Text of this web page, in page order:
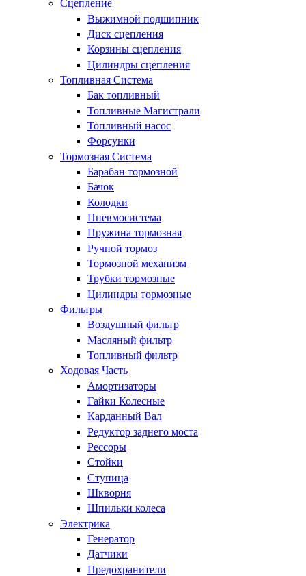
Сцепление
Выжимной подшипник
Диск сцепления
Корзины сцепления
Цилиндры сцепления
Топливная Система
Бак топливный
Топливные Магистрали
Топливный насос
Форсунки
Тормозная Система
Барабан тормозной
Бачок
Колодки
Пневмосистема
Пружина тормозная
Ручной тормоз
Тормозной механизм
Трубки тормозные
Цилиндры тормозные
Фильтры
Воздушный фильтр
Масляный фильтр
Топливный фильтр
Ходовая Часть
Амортизаторы
Гайки Колесные
Карданный Вал
Редуктор заднего моста
Рессоры
Стойки
Ступица
Шкворня
Шпильки колеса
Электрика
Генератор
Датчики
Предохранители